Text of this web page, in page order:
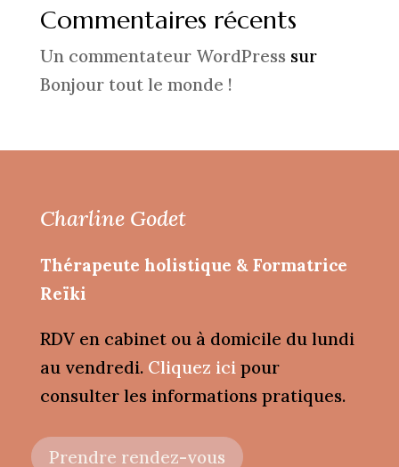
Commentaires récents
Un commentateur WordPresssur
Bonjour tout le monde !
Charline Godet
Thérapeute holistique & Formatrice
Reïki
RDV en cabinet ou à domicile du lundi
au vendredi. Cliquez icipour
consulter les informations pratiques.
Prendre rendez-vous